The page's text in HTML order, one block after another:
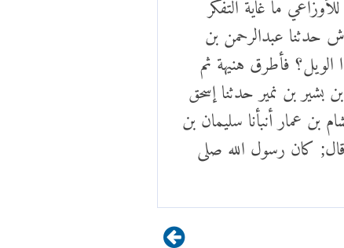
حدثنا عبدالرحمن بن
فأطرق هنيهة ثم
بن نمير حدثنا إسحق
بن عمار أنبأنا سليمان بن
قال; كان رسول الله صلى